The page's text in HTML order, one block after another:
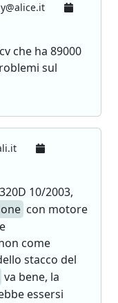
che ha 89000
sul
10/2003,
con motore
come
stacco del
va bene, la
essersi